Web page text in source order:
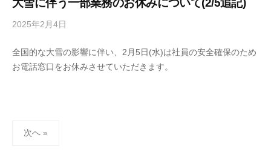
2025年2月4日
ビ
ル
全国的な大雪の影響に伴い、2月5日(水)は社員の安全確保のため
お電話窓口をお休みさせていただきます。
投
次へ »